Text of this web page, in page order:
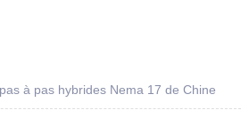
à pas hybrides Nema 17 de Chine